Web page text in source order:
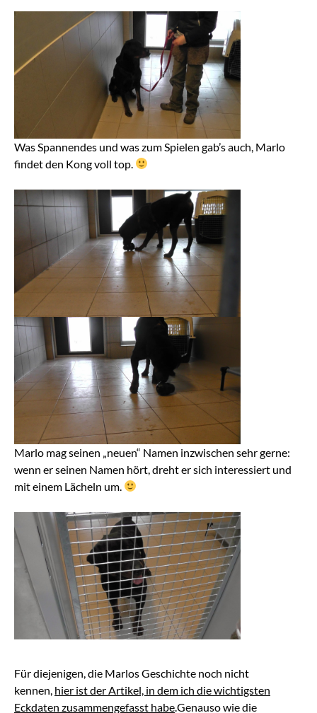
Was Spannendes und was zum Spielen gab’s auch, Marlo
findet den Kong voll top.
Marlo mag seinen „neuen“ Namen inzwischen sehr gerne:
wenn er seinen Namen hört, dreht er sich interessiert und
mit einem Lächeln um.
Für diejenigen, die Marlos Geschichte noch nicht
kennen, hier ist der Artikel, in dem ich die wichtigsten
Eckdaten zusammengefasst habeGenauso wie die